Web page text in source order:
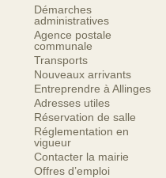
Démarches
administratives
Agence postale
communale
Transports
Nouveaux arrivants
Entreprendre à Allinges
Adresses utiles
Réservation de salle
Réglementation en
vigueur
Contacter la mairie
Offres d’emploi